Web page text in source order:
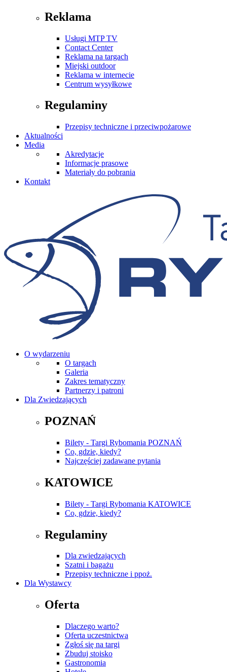
Reklama
Usługi MTP TV
Contact Center
Reklama na targach
Miejski outdoor
Reklama w internecie
Centrum wysyłkowe
Regulaminy
Przepisy techniczne i przeciwpożarowe
Aktualności
Media
Akredytacje
Informacje prasowe
Materiały do pobrania
Kontakt
O wydarzeniu
O targach
Galeria
Zakres tematyczny
Partnerzy i patroni
Dla Zwiedzających
POZNAŃ
Bilety - Targi Rybomania POZNAŃ
Co, gdzie, kiedy?
Najczęściej zadawane pytania
KATOWICE
Bilety - Targi Rybomania KATOWICE
Co, gdzie, kiedy?
Regulaminy
Dla zwiedzających
Szatni i bagażu
Przepisy techniczne i ppoż.
Dla Wystawcy
Oferta
Dlaczego warto?
Oferta uczestnictwa
Zgłoś się na targi
Zbuduj stoisko
Gastronomia